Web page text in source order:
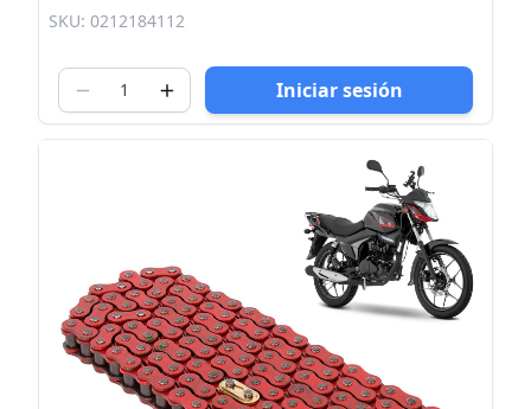
SKU: 0212184112
Iniciar sesión